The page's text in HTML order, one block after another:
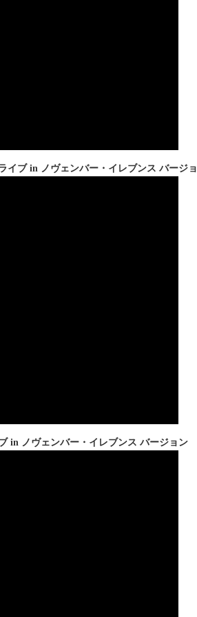
イブ in ノヴェンバー・イレブンス バージ
in ノヴェンバー・イレブンス バージョン